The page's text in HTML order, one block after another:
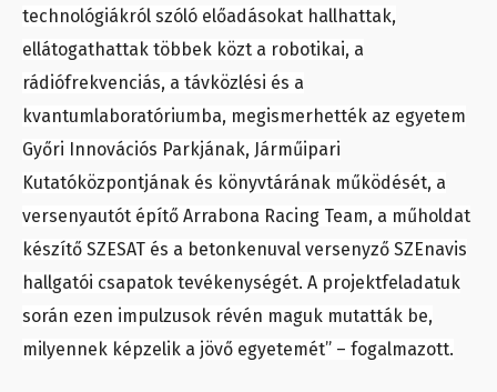
technológiákról szóló előadásokat hallhattak,
ellátogathattak többek közt a robotikai, a
rádiófrekvenciás, a távközlési és a
kvantumlaboratóriumba, megismerhették az egyetem
Győri Innovációs Parkjának, Járműipari
Kutatóközpontjának és könyvtárának működését, a
versenyautót építő Arrabona Racing Team, a műholdat
készítő SZESAT és a betonkenuval versenyző SZEnavis
hallgatói csapatok tevékenységét. A projektfeladatuk
során ezen impulzusok révén maguk mutatták be,
milyennek képzelik a jövő egyetemét” – fogalmazott.